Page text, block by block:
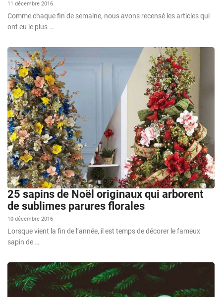
11 décembre 2016
Comme chaque fin de semaine, nous avons recensé les articles qui
ont eu le plus …
25 sapins de Noël originaux qui arborent
de sublimes parures florales
10 décembre 2016
Lorsque vient la fin de l’année, il est temps de décorer le fameux
sapin de …